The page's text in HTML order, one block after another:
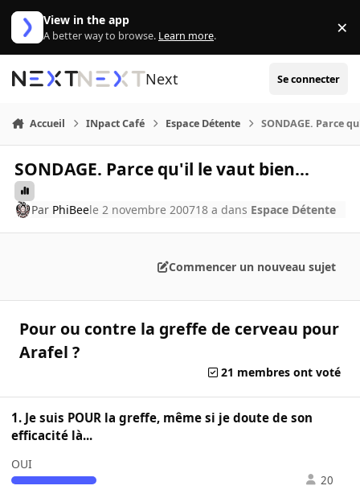
Aller au contenu
View in the app
A better way to browse. Learn more. ×
Next Se connecter
Accueil INpact Café Espace Détente SONDAGE. Parce
SONDAGE. Parce qu'il le vaut bien...
Par PhiBeele 2 novembre 200718 a dans Espace Détente
Commencer un nouveau sujet
Pour ou contre la greffe de cerveau pour
Arafel ?
21 membres ont voté
1. Je suis POUR la greffe, même si je doute de son
efficacité là...
OUI
20